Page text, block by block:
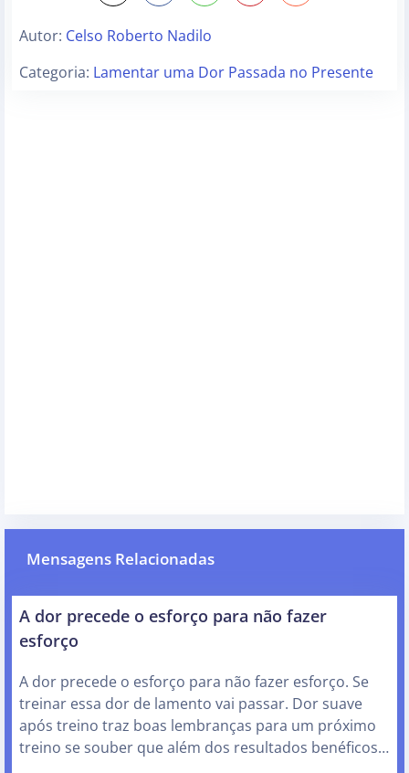
Autor: Celso Roberto Nadilo
Categoria: Lamentar uma Dor Passada no Presente
Mensagens Relacionadas
A dor precede o esforço para não fazer
esforço
A dor precede o esforço para não fazer esforço. Se
treinar essa dor de lamento vai passar. Dor suave
após treino traz boas lembranças para um próximo
treino se souber que além dos resultados benéficos…